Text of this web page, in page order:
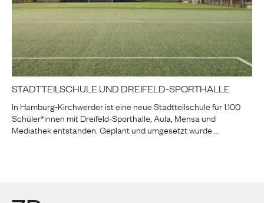
STADTTEILSCHULE UND DREIFELD-SPORTHALLE
In Hamburg-Kirchwerder ist eine neue Stadtteilschule für 1.100
Schüler*innen mit Dreifeld-Sporthalle, Aula, Mensa und
Mediathek entstanden. Geplant und umgesetzt wurde …